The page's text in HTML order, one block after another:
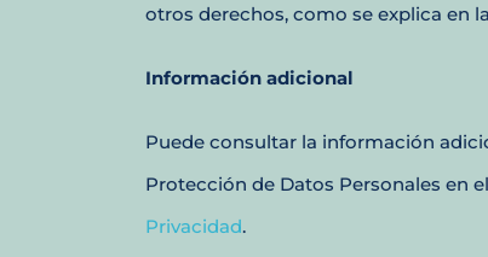
otros derechos, como se explica en
Información adicional
Puede consultar la información
Protección de Datos Personales en el
Privacidad.